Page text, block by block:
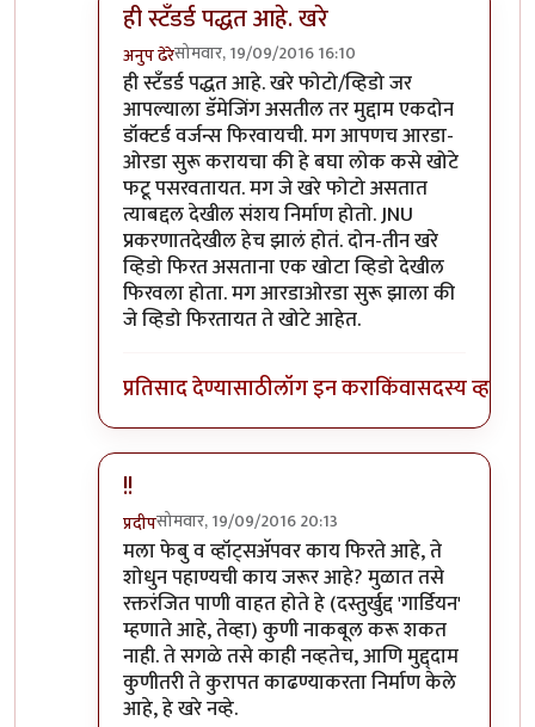
ही स्टॅंडर्ड पद्धत आहे. खरे
अनुप ढेरेसोमवार, 19/09/2016 16:10
In reply toफेसबुक्/व्हॉट्सॅपवर फिरतायत
ही स्टॅंडर्ड पद्धत आहे. खरे फोटो/व्हिडो जर
आपल्याला डॅमेजिंग असतील तर मुद्दाम एकदोन
डॉक्टर्ड वर्जन्स फिरवायची. मग आपणच आरडा-
ओरडा सुरू करायचा की हे बघा लोक कसे खोटे
फटू पसरवतायत. मग जे खरे फोटो असतात
त्याबद्दल देखील संशय निर्माण होतो. JNU
प्रकरणातदेखील हेच झालं होतं. दोन-तीन खरे
व्हिडो फिरत असताना एक खोटा व्हिडो देखील
फिरवला होता. मग आरडाओरडा सुरू झाला की
जे व्हिडो फिरतायत ते खोटे आहेत.
प्रतिसाद देण्यासाठीलॉग इन कराकिंवासदस्य व्हा
!!
प्रदीपसोमवार, 19/09/2016 20:13
In reply toफेसबुक्/व्हॉट्सॅपवर फिरतायतby
मला फेबु व व्हॉट्सअ‍ॅपवर काय फिरते आहे, ते
शोधुन पहाण्यची काय जरूर आहे? मुळात तसे
रक्तरंजित पाणी वाहत होते हे (दस्तुर्खुद्द 'गार्डियन'
म्हणाते आहे, तेव्हा) कुणी नाकबूल करू शकत
नाही. ते सगळे तसे काही नव्हतेच, आणि मुद्द्दाम
कुणीतरी ते कुरापत काढण्याकरता निर्माण केले
आहे, हे खरे नव्हे.